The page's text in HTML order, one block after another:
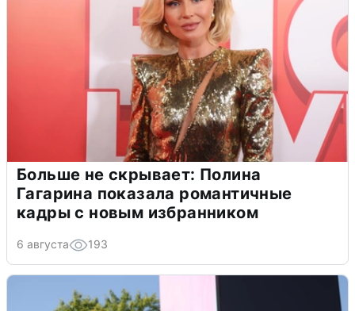
Больше не скрывает: Полина
Гагарина показала романтичные
кадры с новым избранником
6 августа 193